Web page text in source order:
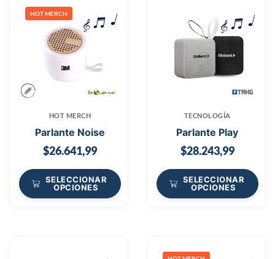
HOT MERCH
HOT MERCH
Parlante Noise
$26.641,99
SELECCIONAR
OPCIONES
TECNOLOGÍA
Parlante Play
$28.243,99
SELECCIONAR
OPCIONES